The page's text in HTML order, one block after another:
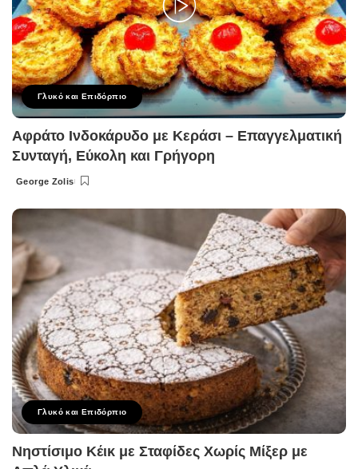
Γλυκό και Επιδόρπιο
Αφράτο Ινδοκάρυδο με Κεράσι – Επαγγελματική
Συνταγή, Εύκολη και Γρήγορη
Posted
George Zolis
Γλυκό και Επιδόρπιο
Νηστίσιμο Κέικ με Σταφίδες Χωρίς Μίξερ με